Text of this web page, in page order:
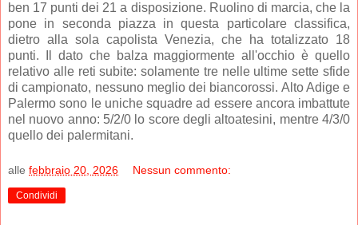
ben 17 punti dei 21 a disposizione. Ruolino di marcia, che la
pone in seconda piazza in questa particolare classifica,
dietro alla sola capolista Venezia, che ha totalizzato 18
punti. Il dato che balza maggiormente all'occhio è quello
relativo alle reti subite: solamente tre nelle ultime sette sfide
di campionato, nessuno meglio dei biancorossi. Alto Adige e
Palermo sono le uniche squadre ad essere ancora imbattute
nel nuovo anno: 5/2/0 lo score degli altoatesini, mentre 4/3/0
quello dei palermitani.
alle febbraio 20, 2026 Nessun commento:
Condividi